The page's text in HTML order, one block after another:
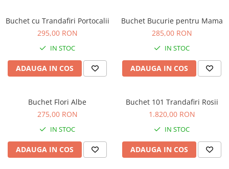
Buchet cu Trandafiri Portocalii
295,00 RON
IN STOC
ADAUGA IN COS
Buchet Bucurie pentru Mama
285,00 RON
IN STOC
ADAUGA IN COS
Buchet Flori Albe
275,00 RON
IN STOC
ADAUGA IN COS
Buchet 101 Trandafiri Rosii
1.820,00 RON
IN STOC
ADAUGA IN COS